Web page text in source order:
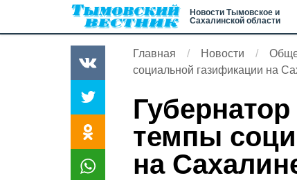
Новости Тымовское и
Сахалинской области
Главная Новости
социальной газификации на
темпы
на